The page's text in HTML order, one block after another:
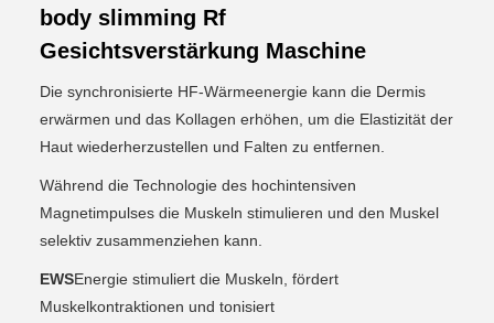
body slimming Rf
Gesichtsverstärkung Maschine
Die synchronisierte HF-Wärmeenergie kann die Dermis
erwärmen und das Kollagen erhöhen, um die Elastizität der
Haut wiederherzustellen und Falten zu entfernen.
Während die Technologie des hochintensiven
Magnetimpulses die Muskeln stimulieren und den Muskel
selektiv zusammenziehen kann.
EWSEnergie stimuliert die Muskeln, fördert
Muskelkontraktionen und tonisiert